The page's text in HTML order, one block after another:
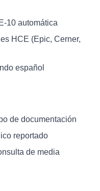
10 automática
HCE (Epic, Cerner,
español
de documentación
reportado
de media